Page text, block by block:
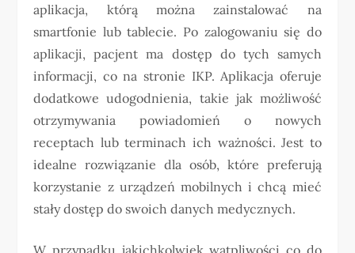
aplikacja, którą można zainstalować na
smartfonie lub tablecie. Po zalogowaniu się do
aplikacji, pacjent ma dostęp do tych samych
informacji, co na stronie IKP. Aplikacja oferuje
dodatkowe udogodnienia, takie jak możliwość
otrzymywania powiadomień o nowych
receptach lub terminach ich ważności. Jest to
idealne rozwiązanie dla osób, które preferują
korzystanie z urządzeń mobilnych i chcą mieć
stały dostęp do swoich danych medycznych.
W przypadku jakichkolwiek wątpliwości co do